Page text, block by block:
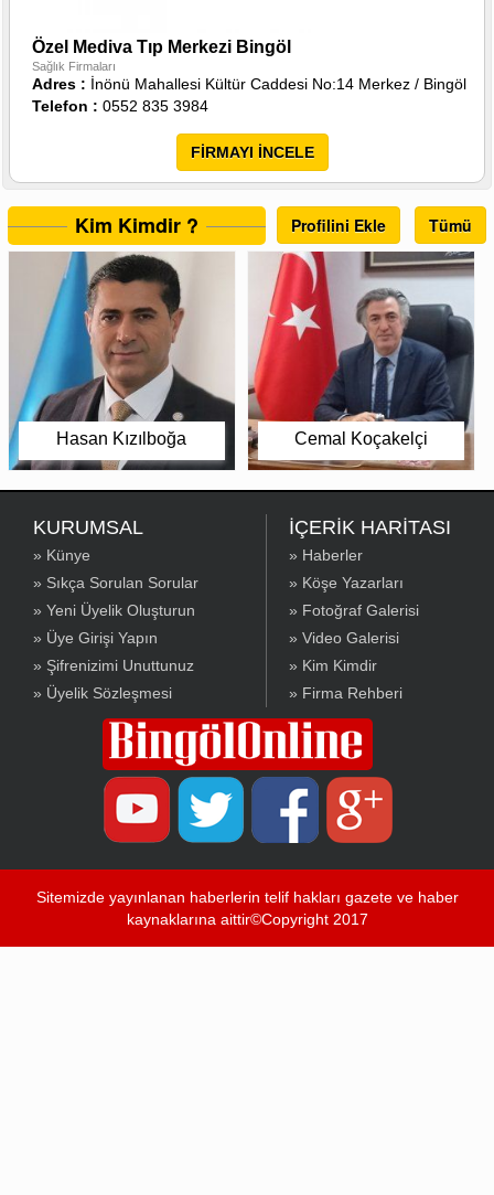
Özel Mediva Tıp Merkezi Bingöl
Sağlık Firmaları
Adres : İnönü Mahallesi Kültür Caddesi No:14 Merkez / Bingöl
Telefon : 0552 835 3984
FİRMAYI İNCELE
Kim Kimdir ? Profilini Ekle Tümü
Hasan Kızılboğa Cemal Koçakelçi
KURUMSAL
» Künye
» Sıkça Sorulan Sorular
» Yeni Üyelik Oluşturun
» Üye Girişi Yapın
» Şifrenizimi Unuttunuz
» Üyelik Sözleşmesi
İÇERİK HARİTASI
» Haberler
» Köşe Yazarları
» Fotoğraf Galerisi
» Video Galerisi
» Kim Kimdir
» Firma Rehberi
Sitemizde yayınlanan haberlerin telif hakları gazete ve haber
kaynaklarına aittir©Copyright 2017